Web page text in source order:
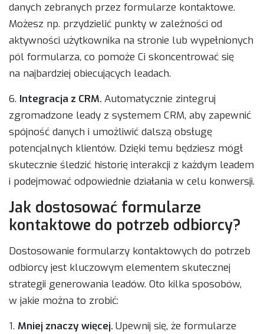
danych zebranych przez formularze kontaktowe.
Możesz np. przydzielić punkty w zależności od
aktywności użytkownika na stronie lub wypełnionych
pól formularza, co pomoże Ci skoncentrować się
na najbardziej obiecujących leadach.
6. Integracja z CRM. Automatycznie zintegruj
zgromadzone leady z systemem CRM, aby zapewnić
spójność danych i umożliwić dalszą obsługę
potencjalnych klientów. Dzięki temu będziesz mógł
skutecznie śledzić historię interakcji z każdym leadem
i podejmować odpowiednie działania w celu konwersji.
Jak dostosować formularze
kontaktowe do potrzeb odbiorcy?
Dostosowanie formularzy kontaktowych do potrzeb
odbiorcy jest kluczowym elementem skutecznej
strategii generowania leadów. Oto kilka sposobów,
w jakie można to zrobić:
1. Mniej znaczy więcej. Upewnij się, że formularze